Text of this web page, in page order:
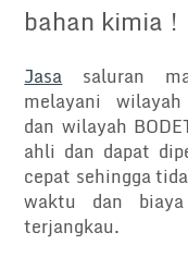
bahan kimia !
Jasa saluran
melayani
dan wilayah
ahli dan dapat
cepat sehingga
waktu dan
terjangkau.